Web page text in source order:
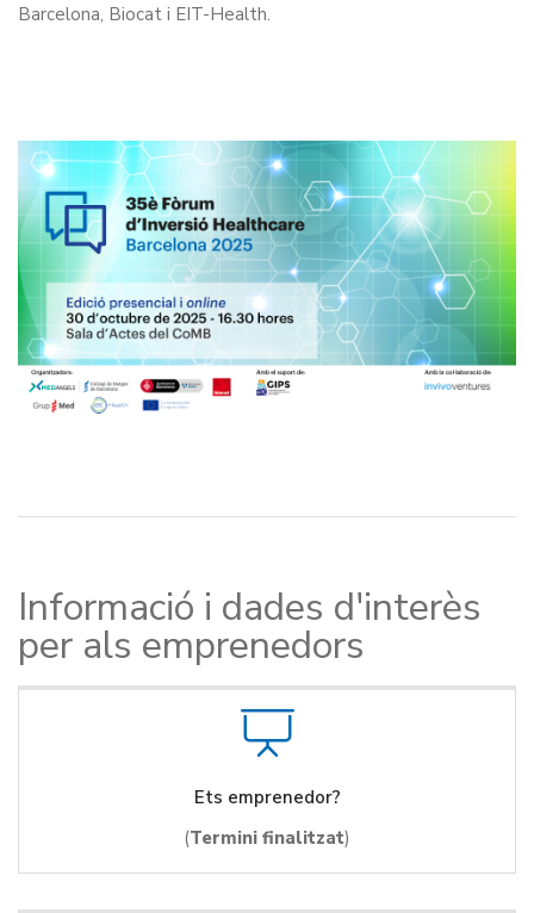
Barcelona, Biocat i EIT-Health.
Informació i dades d'interès
per als emprenedors
Ets emprenedor?
(Termini finalitzat)